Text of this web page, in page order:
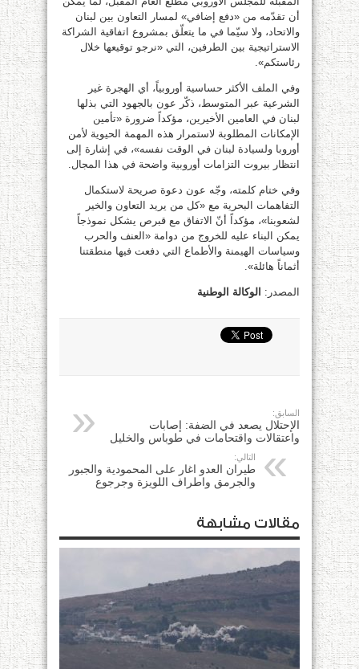
أن تقدّمه من «دفع إضافي» لمسار التعاون بين لبنان
والاتحاد، ولا سيّما في ما يتعلّق بمشروع اتفاقية الشراكة
الاستراتيجية بين الطرفين، التي «نرجو توقيعها خلال
رئاستكم».
وفي الملف الأكثر حساسية أوروبياً، أي الهجرة غير
الشرعية عبر المتوسط، ذكّر عون بالجهود التي بذلها
لبنان في العامين الأخيرين، مؤكداً ضرورة «تأمين
الإمكانات المطلوبة لاستمرار هذه المهمة الحيوية لأمن
أوروبا ولسيادة لبنان في الوقت نفسه»، في إشارة إلى
انتظار بيروت التزامات أوروبية واضحة في هذا المجال.
وفي ختام كلمته، وجّه عون دعوة صريحة لاستكمال
التفاهمات البحرية مع «كل من يريد التعاون والخير
لشعوبنا»، مؤكداً أنّ الاتفاق مع قبرص يشكل نموذجاً
يمكن البناء عليه للخروج من دوامة «العنف والحرب
وسياسات الهيمنة والأطماع التي دفعت فيها منطقتنا
أثماناً هائلة».
المصدر: الوكالة الوطنية
السابق:
الإحتلال يصعد في الضفة: إصابات
واعتقالات واقتحامات في طوباس والخليل
التالي:
طيران العدو اغار على المحمودية والجبور
والجرمق واطراف اللويزة وجرجوع
مقالات مشابهة